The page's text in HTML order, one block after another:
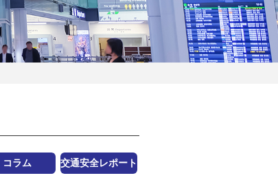
コラム 交通安全レポート